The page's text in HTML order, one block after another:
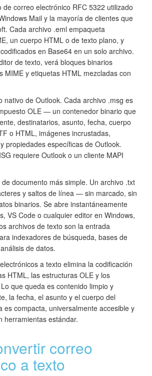
de correo electrónico RFC 5322 utilizado
Mail y la mayoría de clientes que
Cada archivo .eml empaqueta
un cuerpo HTML o de texto plano, y
en Base64 en un solo archivo.
de texto, verá bloques binarios
MIME y etiquetas HTML mezcladas con
nativo de Outlook. Cada archivo .msg es
OLE — un contenedor binario que
destinatarios, asunto, fecha, cuerpo
o HTML, imágenes incrustadas,
propiedades específicas de Outlook.
requiere Outlook o un cliente MAPI
documento más simple. Un archivo .txt
y saltos de línea — sin marcado, sin
binarios. Se abre instantáneamente
VS Code o cualquier editor en Windows,
archivos de texto son la entrada
indexadores de búsqueda, bases de
de datos.
a texto elimina la codificación
HTML, las estructuras OLE y los
que queda es contenido limpio y
la fecha, el asunto y el cuerpo del
es compacta, universalmente accesible y
herramientas estándar.
correo
a texto